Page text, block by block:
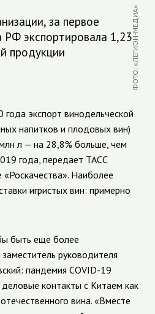
за первое
РФ экспортировала 1,23
продукции
ФОТО: «ЛЕГИОН-МЕДИА»
экспорт винодельческой
напитков и плодовых вин)
л — на 28,8% больше, чем
года, передает ТАСС
Наиболее
игристых вин: примерно
быть еще более
руководителя
пандемия COVID-19
контакты с Китаем как
вина. «Вместе